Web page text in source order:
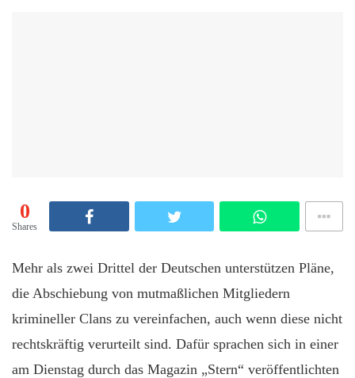
0
Shares
Mehr als zwei Drittel der Deutschen unterstützen Pläne,
die Abschiebung von mutmaßlichen Mitgliedern
krimineller Clans zu vereinfachen, auch wenn diese nicht
rechtskräftig verurteilt sind. Dafür sprachen sich in einer
am Dienstag durch das Magazin „Stern“ veröffentlichten